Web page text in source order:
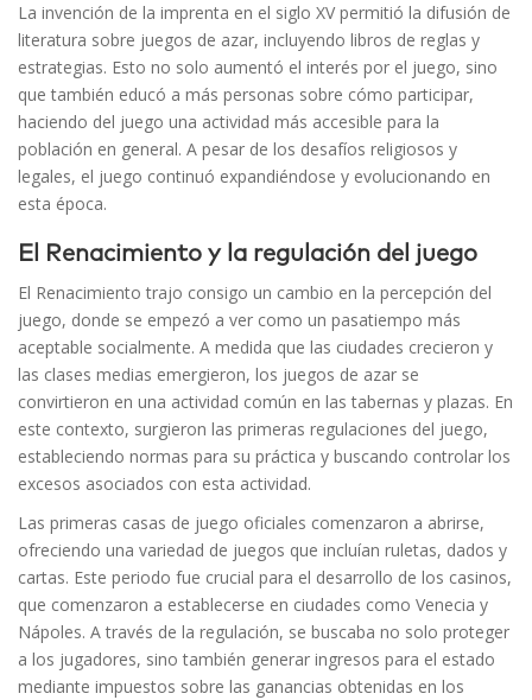
La invención de la imprenta en el siglo XV permitió la difusión de
literatura sobre juegos de azar, incluyendo libros de reglas y
estrategias. Esto no solo aumentó el interés por el juego, sino
que también educó a más personas sobre cómo participar,
haciendo del juego una actividad más accesible para la
población en general. A pesar de los desafíos religiosos y
legales, el juego continuó expandiéndose y evolucionando en
esta época.
El Renacimiento y la regulación del juego
El Renacimiento trajo consigo un cambio en la percepción del
juego, donde se empezó a ver como un pasatiempo más
aceptable socialmente. A medida que las ciudades crecieron y
las clases medias emergieron, los juegos de azar se
convirtieron en una actividad común en las tabernas y plazas. En
este contexto, surgieron las primeras regulaciones del juego,
estableciendo normas para su práctica y buscando controlar los
excesos asociados con esta actividad.
Las primeras casas de juego oficiales comenzaron a abrirse,
ofreciendo una variedad de juegos que incluían ruletas, dados y
cartas. Este periodo fue crucial para el desarrollo de los casinos,
que comenzaron a establecerse en ciudades como Venecia y
Nápoles. A través de la regulación, se buscaba no solo proteger
a los jugadores, sino también generar ingresos para el estado
mediante impuestos sobre las ganancias obtenidas en los